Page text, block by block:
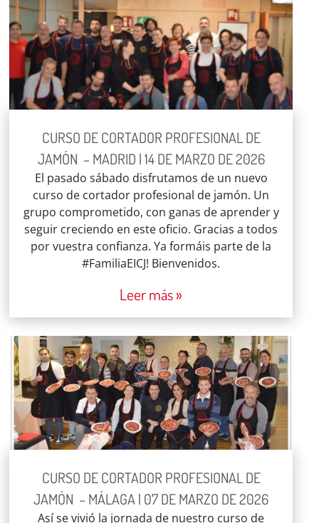
CURSO DE CORTADOR PROFESIONAL DE
JAMÓN – MADRID | 14 DE MARZO DE 2026
El pasado sábado disfrutamos de un nuevo
curso de cortador profesional de jamón. Un
grupo comprometido, con ganas de aprender y
seguir creciendo en este oficio. Gracias a todos
por vuestra confianza. Ya formáis parte de la
#FamiliaEICJ! Bienvenidos.
Leer más »
CURSO DE CORTADOR PROFESIONAL DE
JAMÓN – MÁLAGA | 07 DE MARZO DE 2026
Así se vivió la jornada de nuestro curso de